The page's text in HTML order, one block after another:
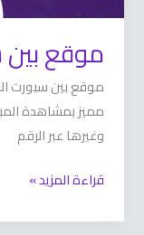
موقع بين سبورت
موقع بين سبورت
مميز بمشاهدة
وغيرها عبر الرقم
قراءة المزيد »